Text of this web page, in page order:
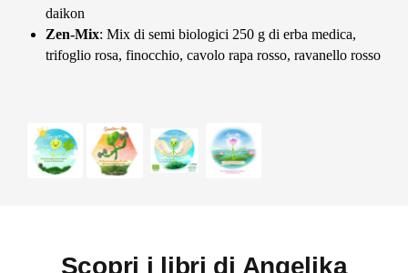
daikon
Zen-Mix: Mix di semi biologici 250 g di erba medica,
trifoglio rosa, finocchio, cavolo rapa rosso, ravanello rosso
Scopri i libri di Angelika